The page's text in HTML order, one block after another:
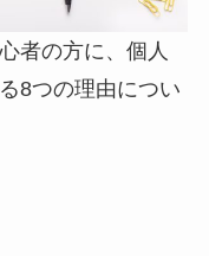
者の方に、個人
8つの理由につい